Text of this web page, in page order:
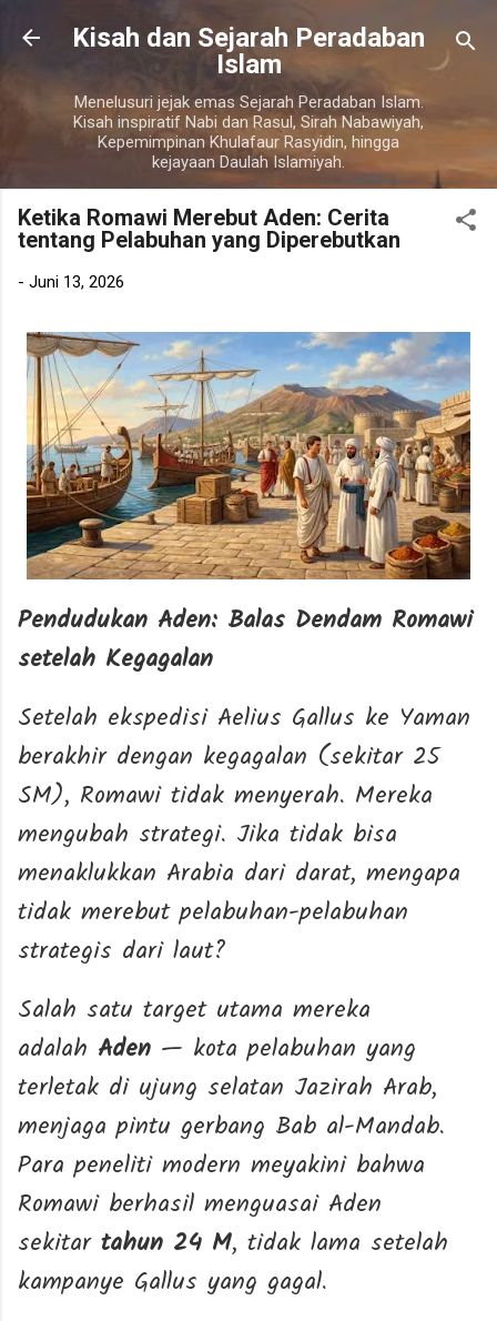
Langsung ke konten utama
Kisah dan Sejarah Peradaban
Islam
Menelusuri jejak emas Sejarah Peradaban Islam.
Kisah inspiratif Nabi dan Rasul, Sirah Nabawiyah,
Kepemimpinan Khulafaur Rasyidin, hingga
kejayaan Daulah Islamiyah.
Ketika Romawi Merebut Aden: Cerita
tentang Pelabuhan yang Diperebutkan
- Juni 13, 2026
Pendudukan Aden: Balas Dendam Romawi
setelah Kegagalan
Setelah ekspedisi Aelius Gallus ke Yaman
berakhir dengan kegagalan (sekitar 25
SM), Romawi tidak menyerah. Mereka
mengubah strategi. Jika tidak bisa
menaklukkan Arabia dari darat, mengapa
tidak merebut pelabuhan-pelabuhan
strategis dari laut?
Salah satu target utama mereka
adalah Aden — kota pelabuhan yang
terletak di ujung selatan Jazirah Arab,
menjaga pintu gerbang Bab al-Mandab.
Para peneliti modern meyakini bahwa
Romawi berhasil menguasai Aden
sekitar tahun 24 M, tidak lama setelah
kampanye Gallus yang gagal.